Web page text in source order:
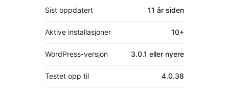
Sist oppdatert 11 år siden
Aktive installasjoner 10+
WordPress-versjon 3.0.1 eller nyere
Testet opp til 4.0.38